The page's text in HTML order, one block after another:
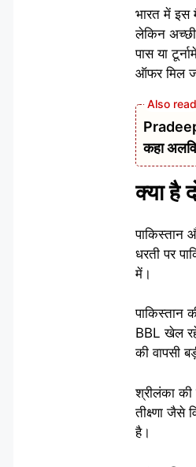
भारत में इस
लेकिन
पास या
ऑफर मिल
Pradeep
कहा
क्या है
पाकिस्तान
धरती पर
में।
पाकिस्तान
BBL खेल
की वापसी
श्रीलंका
तीक्ष्णा जैसे
है।